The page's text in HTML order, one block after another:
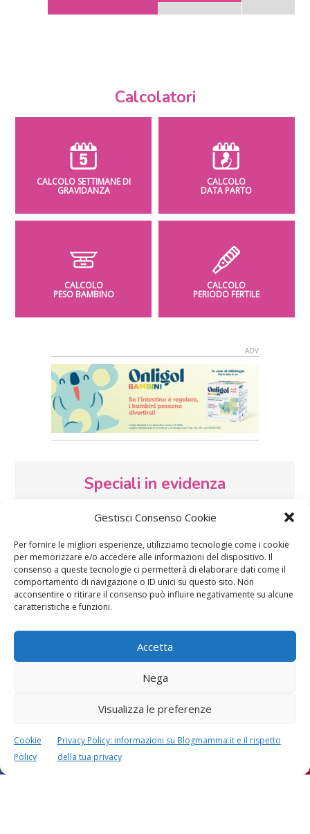
Gestisci Consenso Cookie
Per fornire le migliori esperienze, utilizziamo tecnologie come i cookie
per memorizzare e/o accedere alle informazioni del dispositivo. Il
consenso a queste tecnologie ci permetterà di elaborare dati come il
comportamento di navigazione o ID unici su questo sito. Non
acconsentire o ritirare il consenso può influire negativamente su alcune
caratteristiche e funzioni.
Accetta
Nega
Visualizza le preferenze
Cookie
Policy
Privacy Policy: informazioni su Blogmamma.it e il rispetto
della tua privacy
Calcolatori
CALCOLO SETTIMANE DI
GRAVIDANZA
CALCOLO
DATA PARTO
CALCOLO
PESO BAMBINO
CALCOLO
PERIODO FERTILE
Speciali in evidenza
Vaccini SOS Pediatra
d’auguri, filastrocche